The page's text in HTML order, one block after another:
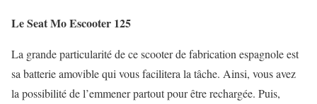
Le Seat Mo Escooter 125
La grande particularité de ce scooter de fabrication espagnole est
sa batterie amovible qui vous facilitera la tâche. Ainsi, vous avez
la possibilité de l’emmener partout pour être rechargée. Puis,